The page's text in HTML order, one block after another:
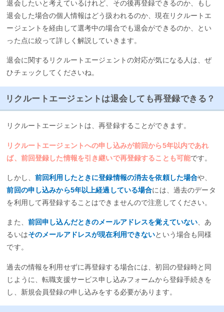
退会したいと考えているけれど、その後再登録できるのか、もし
退会した場合の個人情報はどう扱われるのか、現在リクルートエ
ージェントを経由して選考中の場合でも退会ができるのか、とい
った点に絞って詳しく解説していきます。
退会に関するリクルートエージェントの対応が気になる人は、ぜ
ひチェックしてくださいね。
リクルートエージェントは退会しても再登録できる？
リクルートエージェントは、再登録することができます。
リクルートエージェントへの申し込みが前回から5年以内であれ
ば、前回登録した情報を引き継いで再登録することも可能です。
しかし、前回利用したときに登録情報の消去を依頼した場合や、
前回の申し込みから5年以上経過している場合には、過去のデータ
を利用して再登録することはできませんので注意してください。
また、 前回申し込んだときのメールアドレスを覚えていない、あ
るいはそのメールアドレスが現在利用できないという場合も同様
です。
過去の情報を利用せずに再登録する場合には、初回の登録時と同
じように、転職支援サービス申し込みフォームから登録手続きを
し、新規会員登録の申し込みをする必要があります。